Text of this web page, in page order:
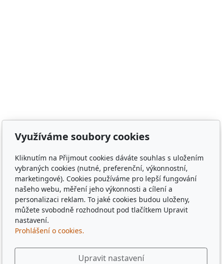
tácky, pohádkové tácky, pivní tácky, sběratelské tácky,
sběratelské známky, turistické známky, třídní sraz, sraz
po 10 letech, sraz gymplu, sraz gymnázia, sraz ze
střední, sraz z vysoké, spolužáci, památka,
pamětihodnost, malebná místa, plates, Řím, Paříž,
Rome , Paris, München, Munig, Oktoberfest, Zapft
Využíváme soubory cookies
Kliknutím na Přijmout cookies dáváte souhlas s uložením
vybraných cookies (nutné, preferenční, výkonnostní,
marketingové). Cookies používáme pro lepší fungování
našeho webu, měření jeho výkonnosti a cílení a
personalizaci reklam. To jaké cookies budou uloženy,
můžete svobodně rozhodnout pod tlačítkem Upravit
nastavení.
Prohlášení o cookies.
Upravit nastavení